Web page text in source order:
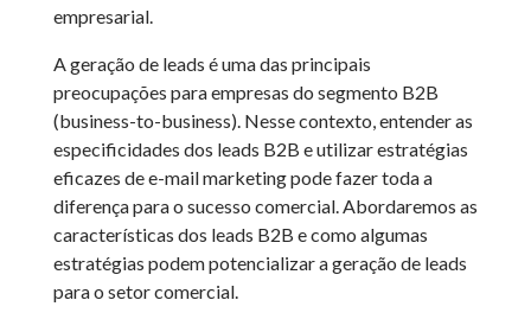
empresarial.
A geração de leads é uma das principais
preocupações para empresas do segmento B2B
(business-to-business). Nesse contexto, entender as
especificidades dos leads B2B e utilizar estratégias
eficazes de e-mail marketing pode fazer toda a
diferença para o sucesso comercial. Abordaremos as
características dos leads B2B e como algumas
estratégias podem potencializar a geração de leads
para o setor comercial.